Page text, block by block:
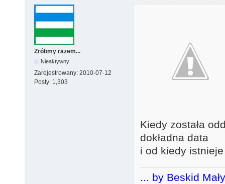
Zróbmy razem...
Nieaktywny
Zarejestrowany: 2010-07-12
Posty: 1,303
Kiedy została
dokładna data
i od kiedy
... by Beskid